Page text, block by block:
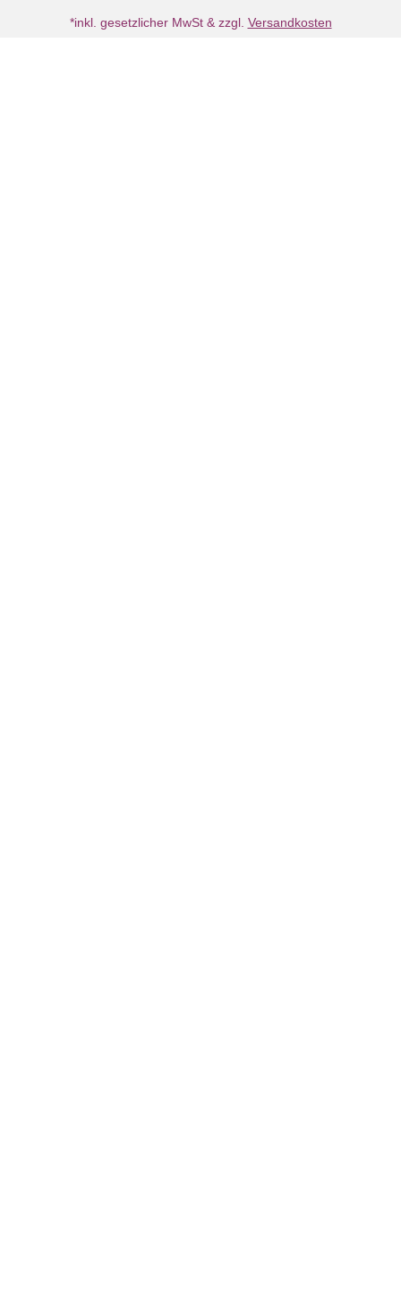
*inkl. gesetzlicher MwSt & zzgl. Versandkosten